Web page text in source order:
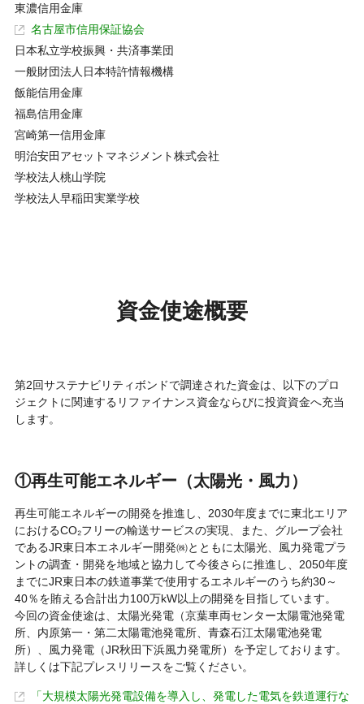
東濃信用金庫
名古屋市信用保証協会
日本私立学校振興・共済事業団
一般財団法人日本特許情報機構
飯能信用金庫
福島信用金庫
宮崎第一信用金庫
明治安田アセットマネジメント株式会社
学校法人桃山学院
学校法人早稲田実業学校
資金使途概要
第2回サステナビリティボンドで調達された資金は、以下のプロ
ジェクトに関連するリファイナンス資金ならびに投資資金へ充当
します。
①再生可能エネルギー （太陽光・風力）
再生可能エネルギーの開発を推進し、2030年度までに東北エリア
におけるCO₂フリーの輸送サービスの実現、また、グループ会社
であるJR東日本エネルギー開発㈱とともに太陽光、風力発電プラ
ントの調査・開発を地域と協力して今後さらに推進し、2050年度
までにJR東日本の鉄道事業で使用するエネルギーのうち約30～
40％を賄える合計出力100万kW以上の開発を目指しています。
今回の資金使途は、太陽光発電（京葉車両センター太陽電池発電
所、内原第一・第二太陽電池発電所、青森石江太陽電池発電
所）、風力発電（JR秋田下浜風力発電所）を予定しております。
詳しくは下記プレスリリースをご覧ください。
「大規模太陽光発電設備を導入し、発電した電気を鉄道運行な